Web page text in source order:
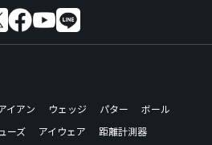
イアン ウェッジ パター
ボール
ーズ アイウェア
距離計測器